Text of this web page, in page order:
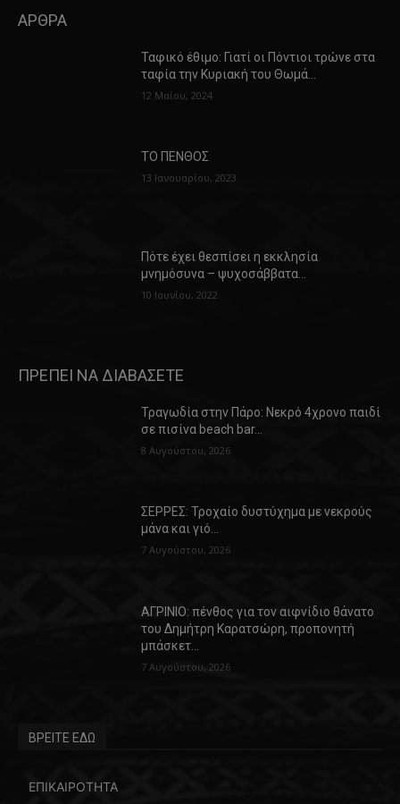
ΑΡΘΡΑ
Ταφικό έθιμο: Γιατί οι Πόντιοι τρώνε στα
ταφία την Κυριακή του Θωμά…
12 Μαΐου, 2024
ΤΟ ΠΕΝΘΟΣ
13 Ιανουαρίου, 2023
Πότε έχει θεσπίσει η εκκλησία
μνημόσυνα – ψυχοσάββατα…
10 Ιουνίου, 2022
ΠΡΕΠΕΙ ΝΑ ΔΙΑΒΑΣΕΤΕ
Τραγωδία στην Πάρο: Νεκρό 4χρονο παιδί
σε πισίνα beach bar…
8 Αυγούστου, 2026
ΣΕΡΡΕΣ: Τροχαίο δυστύχημα με νεκρούς
μάνα και γιό…
7 Αυγούστου, 2026
ΑΓΡΙΝΙΟ: πένθος για τον αιφνίδιο θάνατο
του Δημήτρη Καρατσώρη, προπονητή
μπάσκετ…
7 Αυγούστου, 2026
ΒΡΕΙΤΕ ΕΔΩ
ΕΠΙΚΑΙΡΟΤΗΤΑ